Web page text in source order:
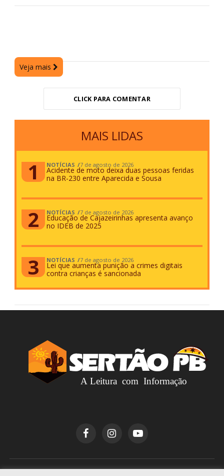
Veja mais
CLICK PARA COMENTAR
MAIS LIDAS
NOTÍCIAS 7 de agosto de 2026
Acidente de moto deixa duas pessoas feridas
na BR-230 entre Aparecida e Sousa
NOTÍCIAS 7 de agosto de 2026
Educação de Cajazeirinhas apresenta avanço
no IDEB de 2025
NOTÍCIAS 7 de agosto de 2026
Lei que aumenta punição a crimes digitais
contra crianças é sancionada